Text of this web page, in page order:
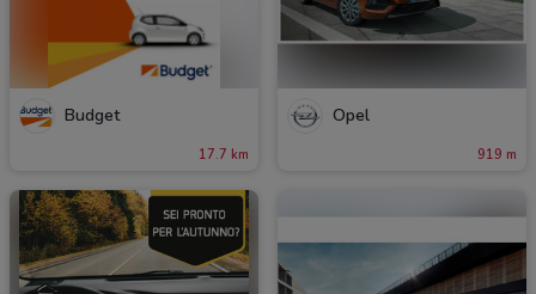
Budget
17.7 km
Opel
919 m